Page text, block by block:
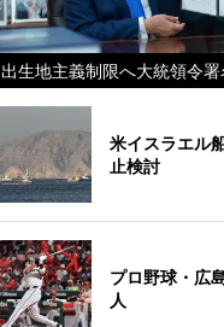
出生地主義制限へ大統領令署
米イスラエル
止検討
プロ野球・広
人